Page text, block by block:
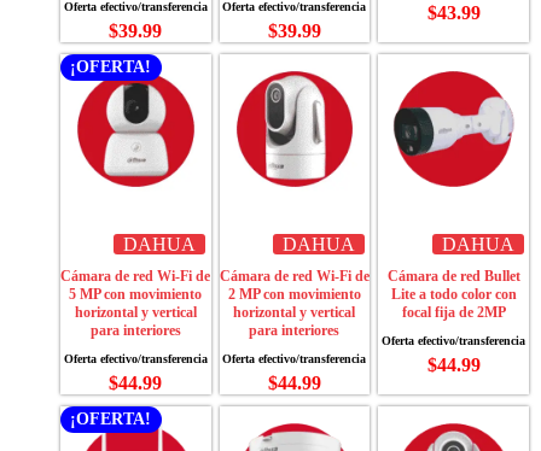
$39.99 $39.99
$43.99
¡OFERTA!
DAHUA
Cámara de red Wi-Fi de
5 MP con movimiento
horizontal y vertical
para interiores
$44.99
DAHUA
Cámara de red Wi-Fi de
2 MP con movimiento
horizontal y vertical
para interiores
$44.99
DAHUA
Cámara de red Bullet
Lite a todo color con
focal fija de 2MP
$44.99
¡OFERTA!